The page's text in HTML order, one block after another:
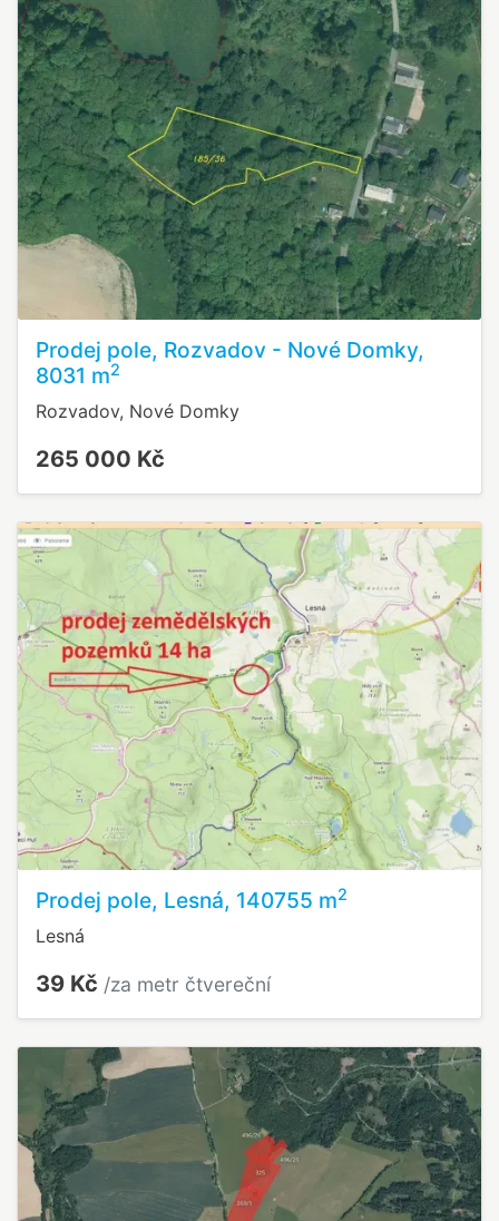
Prodej pole, Rozvadov - Nové Domky,
8031 m2
Rozvadov, Nové Domky
265 000 Kč
Prodej pole, Lesná, 140755 m2
Lesná
39 Kč /za metr čtvereční